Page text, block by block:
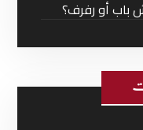
باب أو رفرف؟